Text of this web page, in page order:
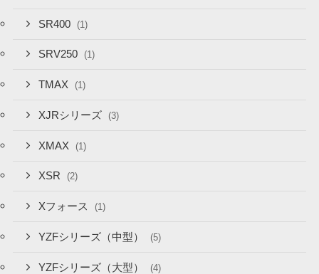
SR400 (1)
SRV250 (1)
TMAX (1)
XJRシリーズ (3)
XMAX (1)
XSR (2)
Xフォース (1)
YZFシリーズ（中型） (5)
YZFシリーズ（大型） (4)